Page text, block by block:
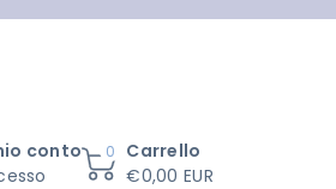
conto
0
Carrello
€0,00 EUR